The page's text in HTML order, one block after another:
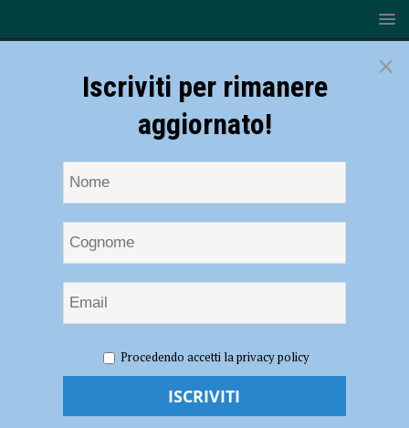
16 ottobre Gigio Rancilio, Responsabile dei social di Avvenire
A Piacenza il 16 ottobre Gigio Rancilio,
×
Iscriviti per rimanere
aggiornato!
Procedendo accetti la privacy policy